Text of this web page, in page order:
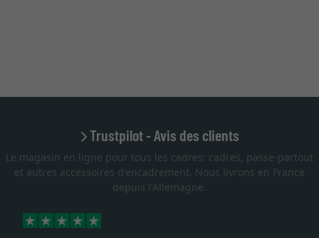
Trustpilot - Avis des clients
Le magasin en ligne pour tous les cadres: cadres, passe-partout
et autres accessoires d'encadrement. Nous livrons en France
depuis l'Allemagne.